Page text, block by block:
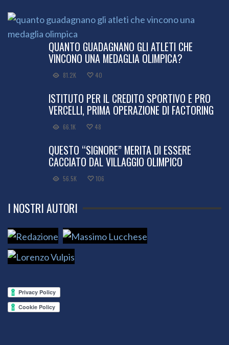
QUANTO GUADAGNANO GLI ATLETI CHE
VINCONO UNA MEDAGLIA OLIMPICA?
81.2K 40
ISTITUTO PER IL CREDITO SPORTIVO E PRO
VERCELLI, PRIMA OPERAZIONE DI FACTORING
66.1K 48
QUESTO “SIGNORE” MERITA DI ESSERE
CACCIATO DAL VILLAGGIO OLIMPICO
56.5K 106
I NOSTRI AUTORI